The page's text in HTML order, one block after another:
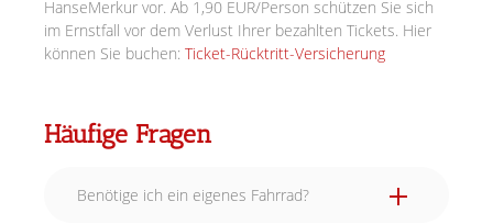
HanseMerkur vor. Ab 1,90 EUR/Person schützen Sie sich
im Ernstfall vor dem Verlust Ihrer bezahlten Tickets. Hier
können Sie buchen: Ticket-Rücktritt-Versicherung
Häufige Fragen
Benötige ich ein eigenes Fahrrad?